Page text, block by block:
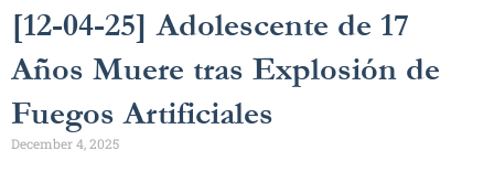
[12-04-25] Adolescente de 17
Años Muere tras Explosión de
Fuegos Artificiales
December 4, 2025